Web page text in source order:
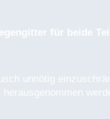
für beide
unnötig